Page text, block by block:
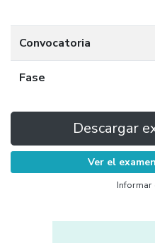
Convocatoria
Fase
Descargar
Ver el
Informar